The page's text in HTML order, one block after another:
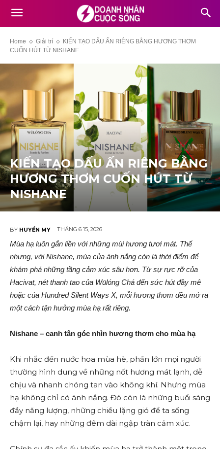
Home Giải trí
KIẾN TẠO DẤU ẤN RIÊNG BẰNG HƯƠNG THƠM
CUỐN HÚT TỪ NISHANE
KIẾN TẠO DẤU ẤN RIÊNG BẰNG
HƯƠNG THƠM CUỐN HÚT TỪ
NISHANE
BY HUYỀN MY THÁNG 6 15, 2026
Mùa hạ luôn gắn liền với những mùi hương tươi mát. Thế
nhưng, với Nishane, mùa của ánh nắng còn là thời điểm để
khám phá những tầng cảm xúc sâu hơn. Từ sự rực rỡ của
Hacivat, nét thanh tao của Wūlóng Chá đến sức hút đầy mê
hoặc của Hundred Silent Ways X, mỗi hương thơm đều mở ra
một cách tận hưởng mùa hạ rất riêng.
Nishane – canh tân góc nhìn hương thơm cho mùa hạ
Khi nhắc đến nước hoa mùa hè, phần lớn mọi người
thường hình dung về những nốt hương mát lạnh, dễ
chịu và nhanh chóng tan vào không khí. Nhưng mùa
hạ không chỉ có ánh nắng. Đó còn là những buổi sáng
đầy năng lượng, những chiều lặng gió để ta sống
chậm lại, hay những đêm dài ngập tràn cảm xúc.